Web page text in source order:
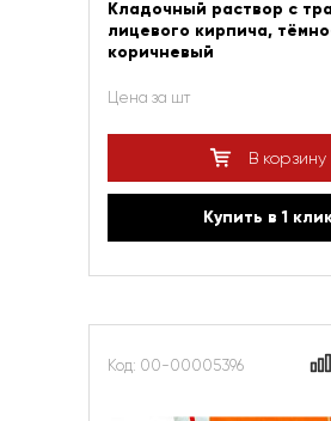
Кладочный раствор с
лицевого кирпича,
коричневый
Цена за шт
В корзину
Купить в 1
Код: 00-00005396